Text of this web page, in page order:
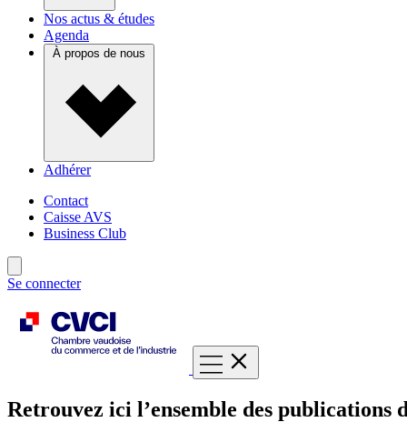
Nos actus & études
Agenda
À propos de nous
Adhérer
Contact
Caisse AVS
Business Club
Se connecter
Retrouvez ici l’ensemble des publications